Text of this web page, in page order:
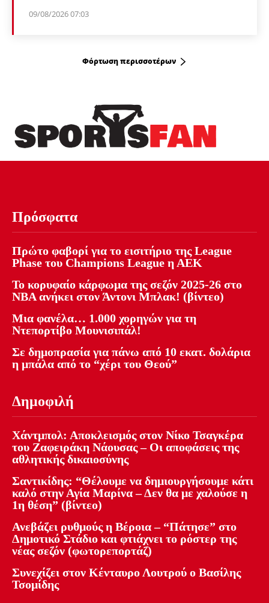
09/08/2026 07:03
Φόρτωση περισσοτέρων
Πρόσφατα
Πρώτο φαβορί για το εισιτήριο της League
Phase του Champions League η ΑΕΚ
Το κορυφαίο κάρφωμα της σεζόν 2025-26 στο
NBA ανήκει στον Άντονι Μπλακ! (βίντεο)
Μια φανέλα… 1.000 χορηγών για τη
Ντεπορτίβο Μουνισιπάλ!
Σε δημοπρασία για πάνω από 10 εκατ. δολάρια
η μπάλα από το “χέρι του Θεού”
Δημοφιλή
Χάντμπολ: Αποκλεισμός στον Νίκο Τσαγκέρα
του Ζαφειράκη Νάουσας – Οι αποφάσεις της
αθλητικής δικαιοσύνης
Σαντικίδης: “Θέλουμε να δημιουργήσουμε κάτι
καλό στην Αγία Μαρίνα – Δεν θα με χαλούσε η
1η θέση” (βίντεο)
Ανεβάζει ρυθμούς η Βέροια – “Πάτησε” στο
Δημοτικό Στάδιο και φτιάχνει το ρόστερ της
νέας σεζόν (φωτορεπορτάζ)
Συνεχίζει στον Κένταυρο Λουτρού ο Βασίλης
Τσομίδης